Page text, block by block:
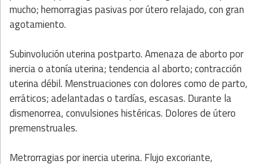
mucho; hemorragias pasivas por útero relajado, con gran
agotamiento.
Subinvolución uterina postparto. Amenaza de aborto por
inercia o atonía uterina; tendencia al aborto; contracción
uterina débil. Menstruaciones con dolores como de parto,
erráticos; adelantadas o tardías, escasas. Durante la
dismenorrea, convulsiones histéricas. Dolores de útero
premenstruales.
Metrorragias por inercia uterina. Flujo excoriante,